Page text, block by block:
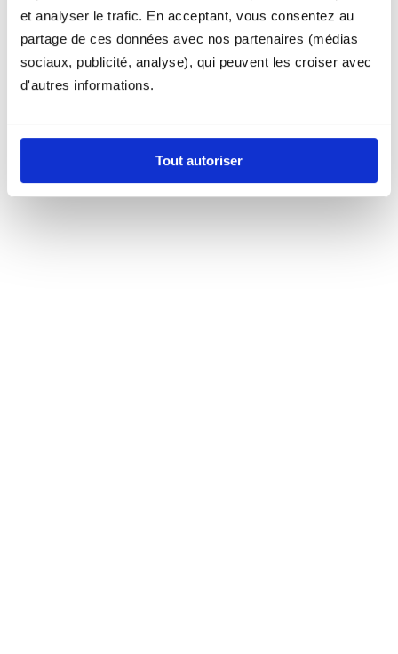
et analyser le trafic. En acceptant, vous consentez au
partage de ces données avec nos partenaires (médias
sociaux, publicité, analyse), qui peuvent les croiser avec
d'autres informations.
Tout autoriser